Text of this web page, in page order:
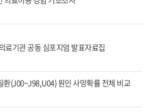
료기관 공동 심포지엄 발표자료집
환(J00~J98,U04) 원인 사망확률 전체 비교